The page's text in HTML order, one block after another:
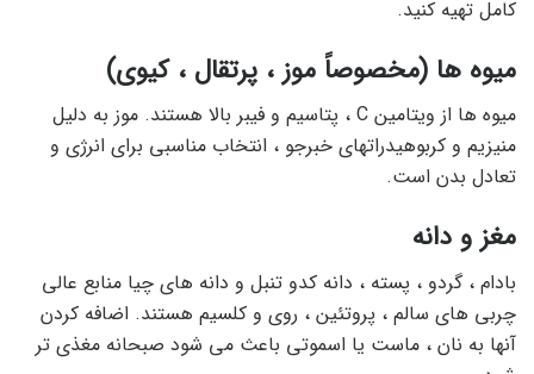
کامل تهیه کنید.
میوه ها (مخصوصاً موز ، پرتقال ، کیوی)
میوه ها از ویتامین C ، پتاسیم و فیبر بالا هستند. موز به دلیل
منیزیم و کربوهیدراتهای خبرجو ، انتخاب مناسبی برای انرژی و
تعادل بدن است.
مغز و دانه
بادام ، گردو ، پسته ، دانه کدو تنبل و دانه های چیا منابع عالی
چربی های سالم ، پروتئین ، روی و کلسیم هستند. اضافه کردن
آنها به نان ، ماست یا اسموتی باعث می شود صبحانه مغذی تر